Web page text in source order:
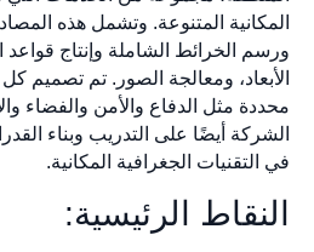
المكانية المتنوعة. وتشمل هذه
ورسم الخرائط الشاملة وإنتاج قواعد
الأبعاد، ومعالجة الصور. تم
محددة مثل الدفاع والأمن والفضاء
الشركة أيضًا على التدريب وبناء
في التقنيات الجغرافية المكانية.
النقاط الرئيسية: